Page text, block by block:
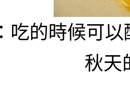
吃的時候可
秋天